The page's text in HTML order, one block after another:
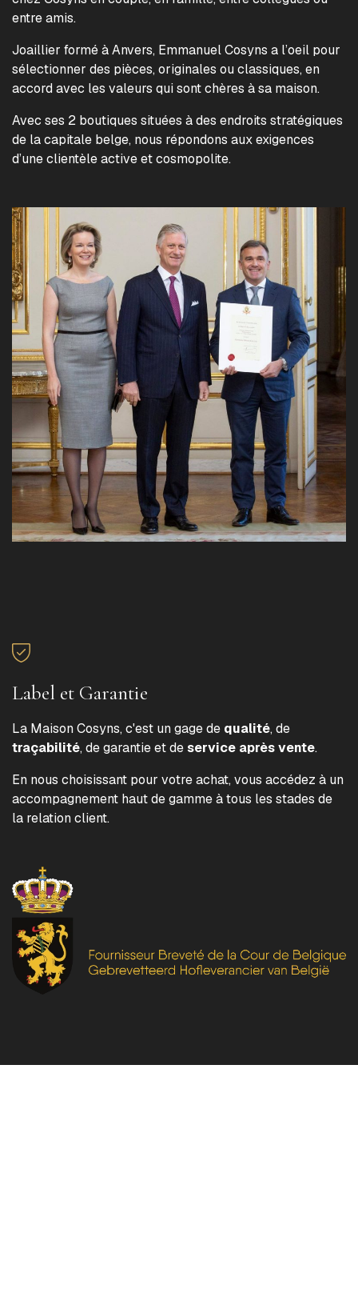
entre amis.
Joaillier formé à Anvers, Emmanuel Cosyns a l’oeil pour
sélectionner des pièces, originales ou classiques, en
accord avec les valeurs qui sont chères à sa maison.
Avec ses 2 boutiques situées à des endroits stratégiques
de la capitale belge, nous répondons aux exigences
d’une clientèle active et cosmopolite.
Label et Garantie
La Maison Cosyns, c'est un gage de qualité, de
traçabilité, de garantie et deservice après vente.
En nous choisissant pour votre achat, vous accédez à un
accompagnement haut de gamme à tous les stades de
la relation client.